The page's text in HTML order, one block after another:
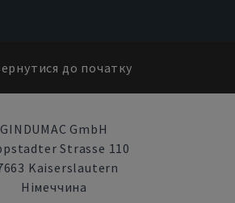
до початку
GINDUMAC GmbH
Strasse 110
Kaiserslautern
Німеччина